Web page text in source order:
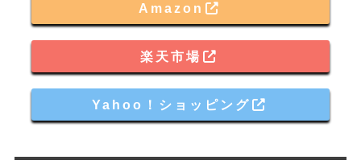
Amazon
楽天市場
Yahoo！ショッピング